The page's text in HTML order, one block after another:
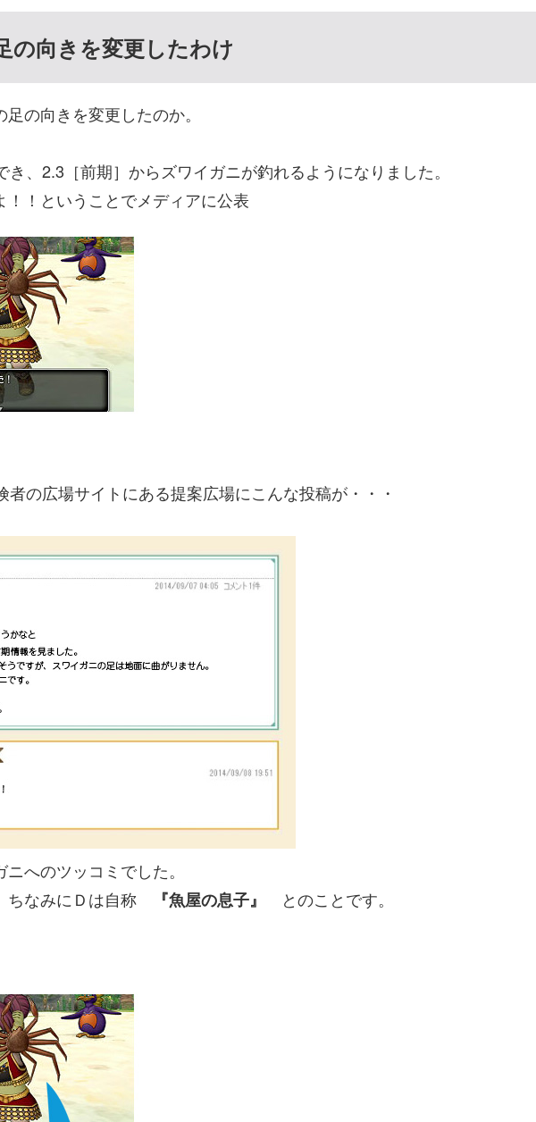
の向きを変更したわけ
の向きを変更したのか。
き、2.3［前期］からズワイガニが釣れるようになりました。
！！ということでメディアに公表
の広場サイトにある提案広場にこんな投稿が・・・
へのツッコミでした。
ちなみにＤは自称
『魚屋の息子』 とのことです。